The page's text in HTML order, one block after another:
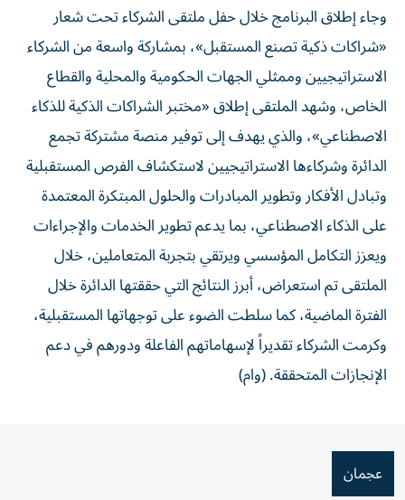
وجاء إطلاق البرنامج خلال حفل ملتقى الشركاء تحت شعار
«شراكات ذكية تصنع المستقبل»، بمشاركة واسعة من الشركاء
الاستراتيجيين وممثلي الجهات الحكومية والمحلية والقطاع
الخاص، وشهد الملتقى إطلاق «مختبر الشراكات الذكية للذكاء
الاصطناعي»، والذي يهدف إلى توفير منصة مشتركة تجمع
الدائرة وشركاءها الاستراتيجيين لاستكشاف الفرص المستقبلية
وتبادل الأفكار وتطوير المبادرات والحلول المبتكرة المعتمدة
على الذكاء الاصطناعي، بما يدعم تطوير الخدمات والإجراءات
ويعزز التكامل المؤسسي ويرتقي بتجربة المتعاملين، خلال
الملتقى تم استعراض، أبرز النتائج التي حققتها الدائرة خلال
الفترة الماضية، كما سلطت الضوء على توجهاتها المستقبلية،
وكرمت الشركاء تقديراً لإسهاماتهم الفاعلة ودورهم في دعم
الإنجازات المتحققة. (وام)
عجمان